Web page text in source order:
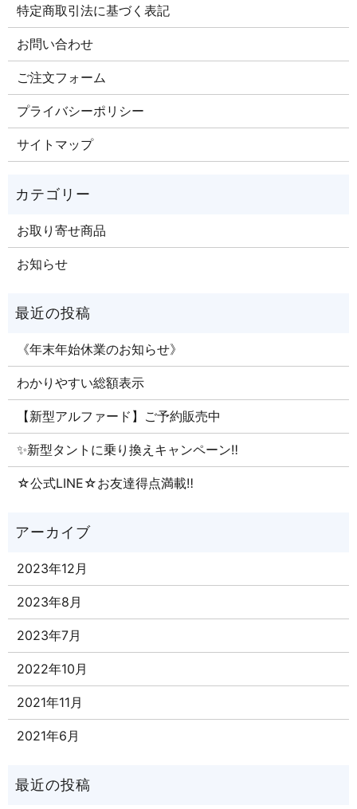
特定商取引法に基づく表記
お問い合わせ
ご注文​フォーム
プライバシーポリシー
サイトマップ
お取り寄せ商品
お知らせ
《年末年始休業のお知らせ》
わかりやすい総額表示
【新型アルファード】ご予約販売中
✨新型タントに乗り換えキャンペーン‼
☆公式LINE☆お友達得点満載‼
2023年12月
2023年8月
2023年7月
2022年10月
2021年11月
2021年6月